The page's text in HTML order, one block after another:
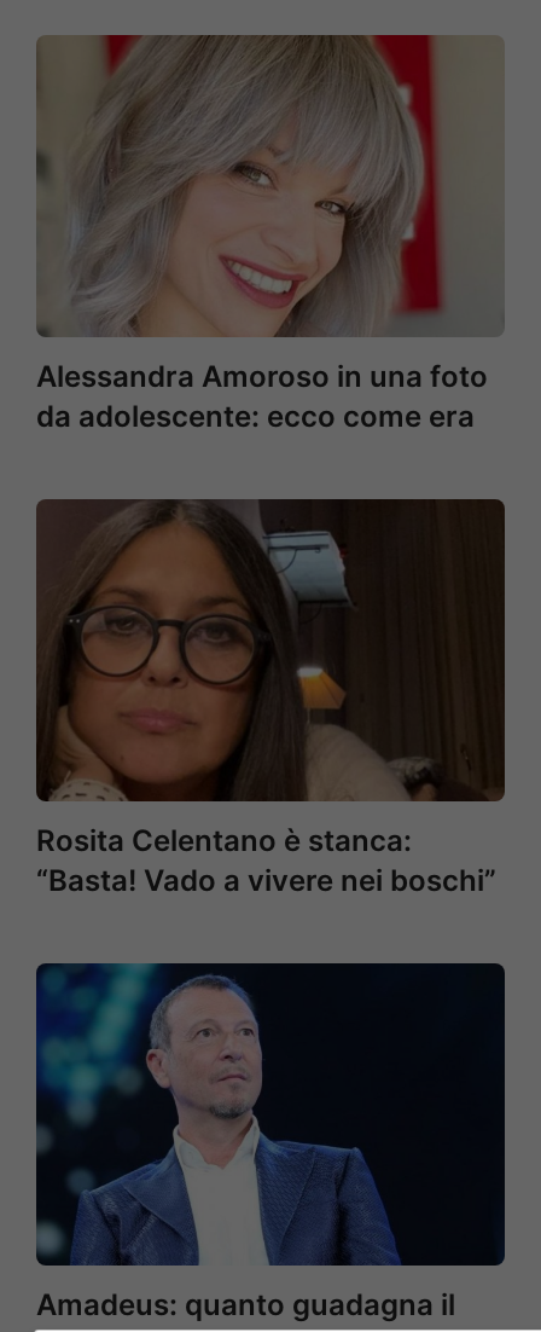
Alessandra Amoroso in una foto
da adolescente: ecco come era
Rosita Celentano è stanca:
“Basta! Vado a vivere nei boschi”
Amadeus: quanto guadagna il